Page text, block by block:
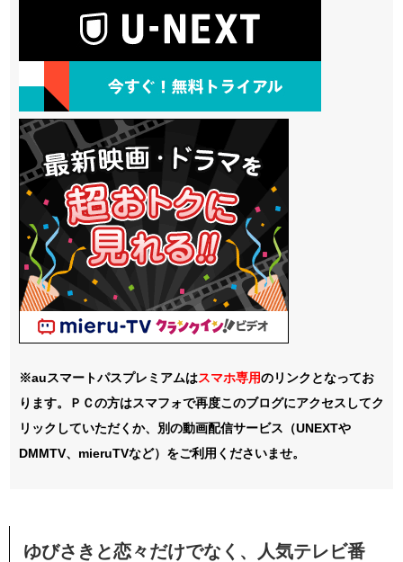
※auスマートパスプレミアムはスマホ専用のリンクとなってお
ります。ＰＣの方はスマフォで再度このブログにアクセスしてク
リックしていただくか、別の動画配信サービス（UNEXTや
DMMTV、mieruTVなど）をご利用くださいませ。
ゆびさきと恋々だけでなく、人気テレビ番